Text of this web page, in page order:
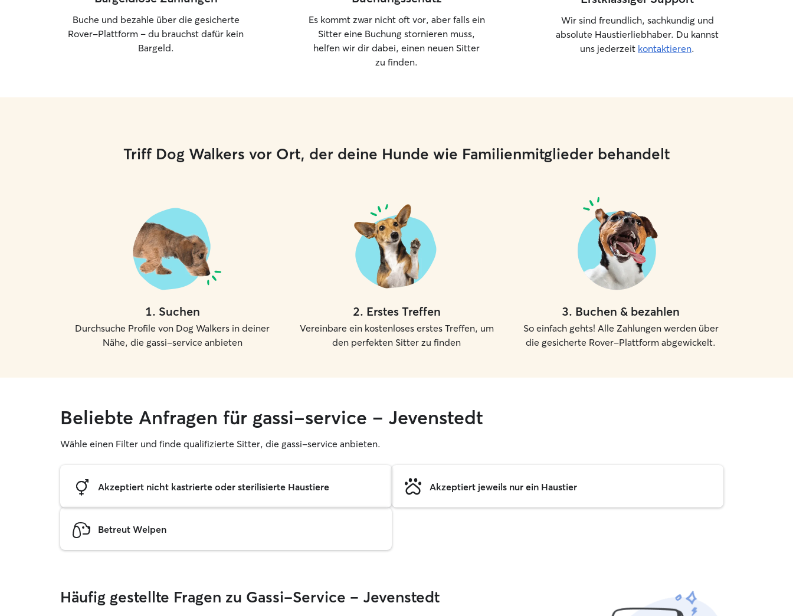
Buche und bezahle über die gesicherte
Rover-Plattform – du brauchst dafür kein
Bargeld.
Es kommt zwar nicht oft vor, aber falls ein
Sitter eine Buchung stornieren muss,
helfen wir dir dabei, einen neuen Sitter
zu finden.
Wir sind freundlich, sachkundig und
absolute Haustierliebhaber. Du kannst
uns jederzeit kontaktieren.
Triff Dog Walkers vor Ort, der deine Hunde wie Familienmitglieder behandelt
1. Suchen
Durchsuche Profile von Dog Walkers in deiner
Nähe, die gassi-service anbieten
2. Erstes Treffen
Vereinbare ein kostenloses erstes Treffen, um
den perfekten Sitter zu finden
3. Buchen & bezahlen
So einfach gehts! Alle Zahlungen werden über
die gesicherte Rover-Plattform abgewickelt.
Beliebte Anfragen für gassi-service – Jevenstedt
Wähle einen Filter und finde qualifizierte Sitter, die gassi-service anbieten.
Akzeptiert nicht kastrierte oder sterilisierte Haustiere Akzeptiert jeweils nur ein Haustier
Betreut Welpen
Häufig gestellte Fragen zu Gassi-Service – Jevenstedt